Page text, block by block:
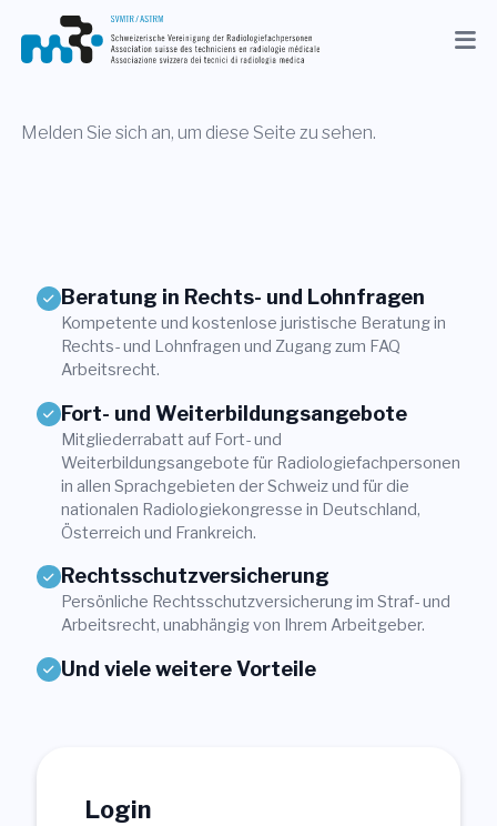
Aktuelles
Medien
Suche
Kontakt
Shop
Login
Mitglied werden Sektionen
Melden Sie sich an, um diese Seite zu sehen.
Beratung in Rechts- und Lohnfragen
Kompetente und kostenlose juristische Beratung in
Rechts- und Lohnfragen und Zugang zum FAQ
Arbeitsrecht.
Fort- und Weiterbildungsangebote
Mitgliederrabatt auf Fort- und
Weiterbildungsangebote für Radiologiefachpersonen
in allen Sprachgebieten der Schweiz und für die
nationalen Radiologiekongresse in Deutschland,
Österreich und Frankreich.
Rechtsschutzversicherung
Persönliche Rechtsschutzversicherung im Straf- und
Arbeitsrecht, unabhängig von Ihrem Arbeitgeber.
Und viele weitere Vorteile
Login